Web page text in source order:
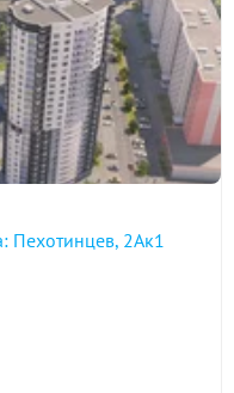
Пехотинцев, 2Ак1